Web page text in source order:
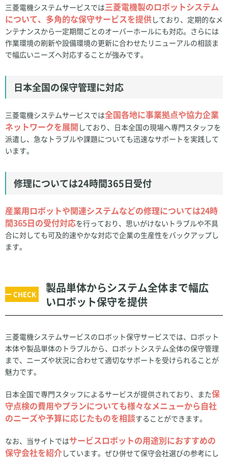
三菱電機システムサービスでは三菱電機製のロボットシステム
について、多角的な保守サービスを提供しており、定期的なメ
ンテナンスから一定期間ごとのオーバーホールにも対応。さらには
作業環境の刷新や設備環境の更新に合わせたリニューアルの相談ま
で幅広いニーズへ対応することが強みです。
日本全国の保守管理に対応
三菱電機システムサービスでは全国各地に事業拠点や協力企業
ネットワークを展開 しており、日本全国の現場へ専門スタッフを
派遣し、急なトラブルや課題についても迅速なサポートを実践して
います。
修理については24時間365日受付
産業用ロボットや関連システムなどの修理については24時
間365日の受付対応を行っており、思いがけないトラブルや不具
合に対しても可及的速やかな対応で企業の生産性をバックアップし
ます。
製品単体からシステム全体まで幅広
いロボット保守を提供
三菱電機システムサービスのロボット保守サービスでは、ロボット
本体や製品単体のトラブルから、ロボットシステム全体の保守管理
まで、ニーズや状況に合わせて適切なサポートを受けられることが
魅力です。
日本全国で専門スタッフによるサービスが提供されており、また保
守点検の費用やプランについても様々なメニューから自社
のニーズや予算に応じたものを相談することができます。
なお、当サイトではサービスロボットの用途別におすすめの
保守会社を紹介しています。ぜひ併せて保守会社選びの参考にし